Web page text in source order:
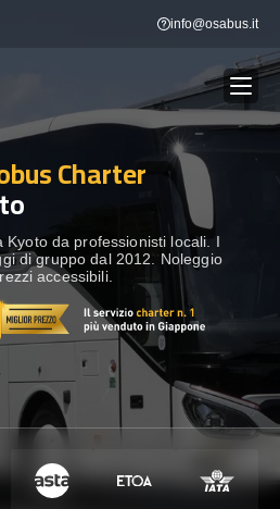
info@osabus.it
Show dropdown
Show dropdown
Charter
Kyoto da professionisti locali. I
di gruppo dal 2012. Noleggio
accessibili.